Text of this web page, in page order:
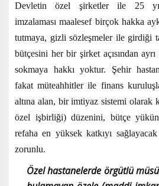
Devletin özel şirketler ile 25
imzalaması maalesef birçok hakka
tutmaya, gizli sözleşmeler ile girdiği
bütçesini her bir şirket açısından
sokmaya hakkı yoktur. Şehir
fakat müteahhitler ile finans
altına alan, bir imtiyaz sistemi olarak
özel işbirliği) düzenini, bütçe
refaha en yüksek katkıyı
zorunlu.
Özel hastanelerde örgütlü